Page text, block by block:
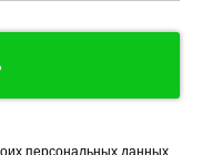
персональных данных,